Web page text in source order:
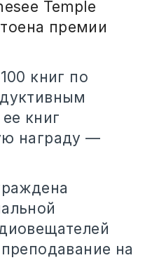
Temple
премии
книг по
книг
награду —
на